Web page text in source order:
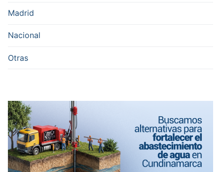
Madrid
Nacional
Otras